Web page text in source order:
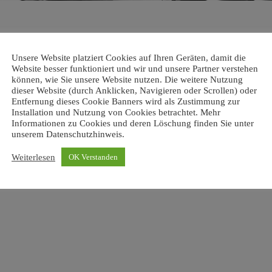
Partner beim Biegen & für
und erfolgreich Maschinen für die metallverarbeitende
liegt das Hauptgeschäftsfeld im Bereich der
wir in der Lage, Abkantpressen mit einer Presskraft von 30 –
Philosophie liegt nicht darin, Pressen in Serienfertigung
Kundenwunsch abgestimmt zu fertigen.
Unsere Website platziert Cookies auf Ihren Geräten, damit die
Website besser funktioniert und wir und unsere Partner verstehen
können, wie Sie unsere Website nutzen. Die weitere Nutzung
dieser Website (durch Anklicken, Navigieren oder Scrollen) oder
Entfernung dieses Cookie Banners wird als Zustimmung zur
Installation und Nutzung von Cookies betrachtet. Mehr
Informationen zu Cookies und deren Löschung finden Sie unter
unserem Datenschutzhinweis.
Weiterlesen OK Verstanden